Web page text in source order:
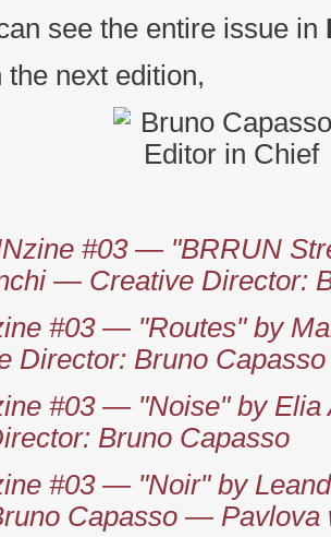
see the entire issue in
the next edition,